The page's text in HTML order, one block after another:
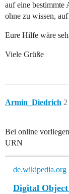
auf eine bestimmte
ohne zu wissen,
Eure Hilfe wäre
Viele Grüße
Armin_Diedrich 2
Bei online
URN
de.wikipedia.org
Digital